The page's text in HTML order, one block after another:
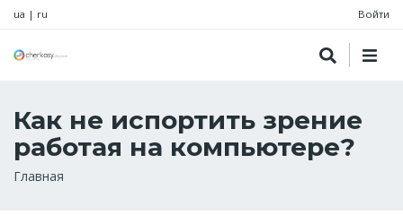
ua | ru Войти
Как не испортить зрение
работая на компьютере?
Строка
Главная